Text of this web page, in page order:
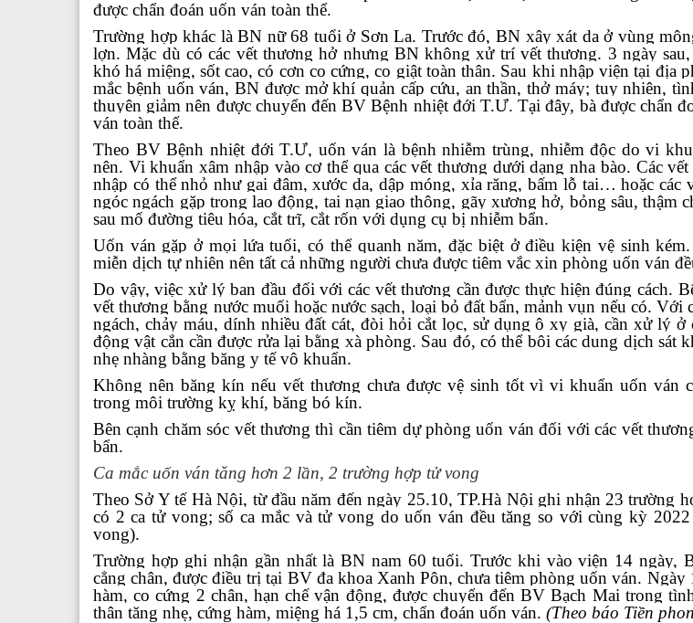
được chẩn đoán uốn ván toàn thể.
Trường hợp khác là BN nữ 68 tuổi ở Sơn La. Trước đó, BN xây xát da ở vùng
lợn. Mặc dù có các vết thương hở nhưng BN không xử trí vết thương. 3 ngày
khó há miệng, sốt cao, có cơn co cứng, co giật toàn thân. Sau khi nhập viện tại địa
mắc bệnh uốn ván, BN được mở khí quản cấp cứu, an thần, thở máy; tuy nhiên,
thuyên giảm nên được chuyển đến BV Bệnh nhiệt đới T.Ư. Tại đây, bà được chẩn
ván toàn thể.
Theo BV Bệnh nhiệt đới T.Ư, uốn ván là bệnh nhiễm trùng, nhiễm độc do vi
nên. Vi khuẩn xâm nhập vào cơ thể qua các vết thương dưới dạng nha bào. Các
nhập có thể nhỏ như gai đâm, xước da, dập móng, xỉa răng, bấm lỗ tai… hoặc các
ngóc ngách gặp trong lao động, tai nạn giao thông, gãy xương hở, bỏng sâu, thậm
sau mổ đường tiêu hóa, cắt trĩ, cắt rốn với dụng cụ bị nhiễm bẩn.
Uốn ván gặp ở mọi lứa tuổi, có thể quanh năm, đặc biệt ở điều kiện vệ sinh
miễn dịch tự nhiên nên tất cả những người chưa được tiêm vắc xin phòng uốn ván
Do vậy, việc xử lý ban đầu đối với các vết thương cần được thực hiện đúng cách.
vết thương bằng nước muối hoặc nước sạch, loại bỏ đất bẩn, mảnh vụn nếu có. Với
ngách, chảy máu, dính nhiều đất cát, đòi hỏi cắt lọc, sử dụng ô xy già, cần xử lý
động vật cắn cần được rửa lại bằng xà phòng. Sau đó, có thể bôi các dung dịch sát
nhẹ nhàng bằng băng y tế vô khuẩn.
Không nên băng kín nếu vết thương chưa được vệ sinh tốt vì vi khuẩn uốn ván
trong môi trường kỵ khí, băng bó kín.
Bên cạnh chăm sóc vết thương thì cần tiêm dự phòng uốn ván đối với các vết
bẩn.
Ca mắc uốn ván tăng hơn 2 lần, 2 trường hợp tử vong
Theo Sở Y tế Hà Nội, từ đầu năm đến ngày 25.10, TP.Hà Nội ghi nhận 23 trường
có 2 ca tử vong; số ca mắc và tử vong do uốn ván đều tăng so với cùng kỳ
vong).
Trường hợp ghi nhận gần nhất là BN nam 60 tuổi. Trước khi vào viện 14 ngày,
cẳng chân, được điều trị tại BV đa khoa Xanh Pôn, chưa tiêm phòng uốn ván.
hàm, co cứng 2 chân, hạn chế vận động, được chuyển đến BV Bạch Mai trong
thân tăng nhẹ, cứng hàm, miệng há 1,5 cm, chẩn đoán uốn ván. (Theo báo Tiền